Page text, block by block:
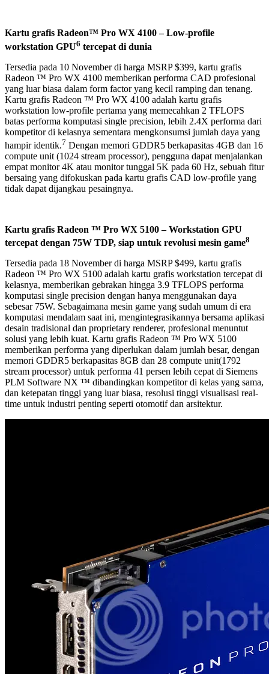
Kartu grafis Radeon™ Pro WX 4100 – Low-profile
workstation GPU6 tercepat di dunia
Tersedia pada 10 November di harga MSRP $399, kartu grafis
Radeon ™ Pro WX 4100 memberikan performa CAD profesional
yang luar biasa dalam form factor yang kecil ramping dan tenang.
Kartu grafis Radeon ™ Pro WX 4100 adalah kartu grafis
workstation low-profile pertama yang memecahkan 2 TFLOPS
batas performa komputasi single precision, lebih 2.4X performa dari
kompetitor di kelasnya sementara mengkonsumsi jumlah daya yang
hampir identik.7 Dengan memori GDDR5 berkapasitas 4GB dan 16
compute unit (1024 stream processor), pengguna dapat menjalankan
empat monitor 4K atau monitor tunggal 5K pada 60 Hz, sebuah fitur
bersaing yang difokuskan pada kartu grafis CAD low-profile yang
tidak dapat dijangkau pesaingnya.
Kartu grafis Radeon ™ Pro WX 5100 – Workstation GPU
tercepat dengan 75W TDP, siap untuk revolusi mesin game8
Tersedia pada 18 November di harga MSRP $499, kartu grafis
Radeon ™ Pro WX 5100 adalah kartu grafis workstation tercepat di
kelasnya, memberikan gebrakan hingga 3.9 TFLOPS performa
komputasi single precision dengan hanya menggunakan daya
sebesar 75W. Sebagaimana mesin game yang sudah umum di era
komputasi mendalam saat ini, mengintegrasikannya bersama aplikasi
desain tradisional dan proprietary renderer, profesional menuntut
solusi yang lebih kuat. Kartu grafis Radeon ™ Pro WX 5100
memberikan performa yang diperlukan dalam jumlah besar, dengan
memori GDDR5 berkapasitas 8GB dan 28 compute unit(1792
stream processor) untuk performa 41 persen lebih cepat di Siemens
PLM Software NX ™ dibandingkan kompetitor di kelas yang sama,
dan ketepatan tinggi yang luar biasa, resolusi tinggi visualisasi real-
time untuk industri penting seperti otomotif dan arsitektur.